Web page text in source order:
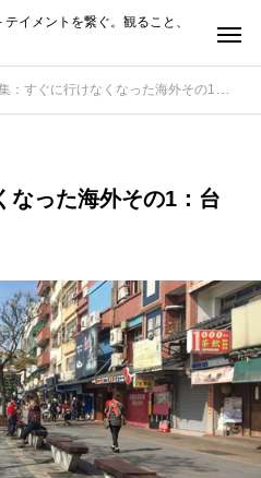
イメントを繋ぐ。観ること、
：すぐに行けなくなった海外その1：台湾
なった海外その1：台